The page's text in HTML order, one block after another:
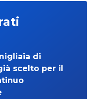
di
scelto per il